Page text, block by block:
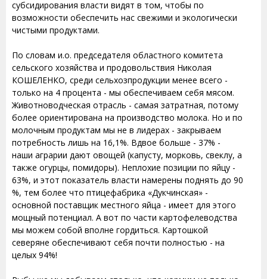
субсидирования власти видят в том, чтобы по
возможности обеспечить нас свежими и экологически
чистыми продуктами.
По словам и.о. председателя областного комитета
сельского хозяйства и продовольствия Николая
КОШЕЛЕНКО, среди сельхозпродукции менее всего -
только на 4 процента - мы обеспечиваем себя мясом.
Животноводческая отрасль - самая затратная, потому
более ориентирована на производство молока. Но и по
молочным продуктам мы не в лидерах - закрываем
потребность лишь на 16,1%. Вдвое больше - 37% -
наши аграрии дают овощей (капусту, морковь, свеклу, а
также огурцы, помидоры). Неплохие позиции по яйцу -
63%, и этот показатель власти намерены поднять до 90
%, тем более что птицефабрика «Дукчинская» -
основной поставщик местного яйца - имеет для этого
мощный потенциал. А вот по части картофелеводства
мы можем собой вполне гордиться. Картошкой
северяне обеспечивают себя почти полностью - на
целых 94%!